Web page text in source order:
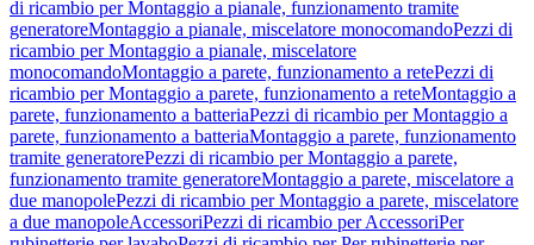
di ricambio per Montaggio a pianale, funzionamento tramite
generatoreMontaggio a pianale, miscelatore monocomandoPezzi di
ricambio per Montaggio a pianale, miscelatore
monocomandoMontaggio a parete, funzionamento a retePezzi di
ricambio per Montaggio a parete, funzionamento a reteMontaggio a
parete, funzionamento a batteriaPezzi di ricambio per Montaggio a
parete, funzionamento a batteriaMontaggio a parete, funzionamento
tramite generatorePezzi di ricambio per Montaggio a parete,
funzionamento tramite generatoreMontaggio a parete, miscelatore a
due manopolePezzi di ricambio per Montaggio a parete, miscelatore
a due manopoleAccessoriPezzi di ricambio per AccessoriPer